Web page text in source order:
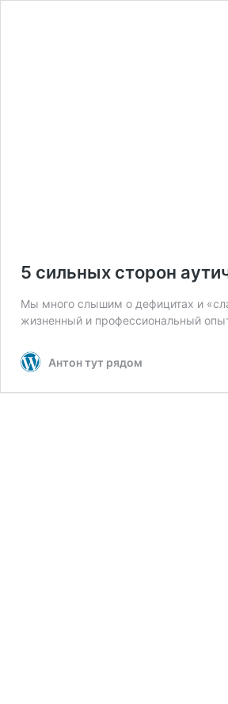
5 сильных сторон
Мы много слышим о дефицитах и
жизненный и профессиональный
Антон тут рядом